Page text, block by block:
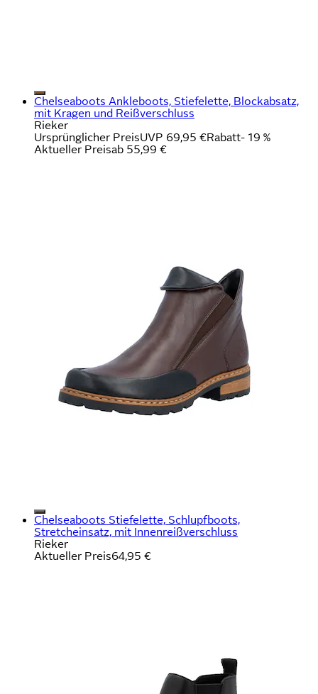
Chelseaboots Ankleboots, Stiefelette, Blockabsatz,
mit Kragen und Reißverschluss
Rieker
Ursprünglicher PreisUVP 69,95 €Rabatt- 19 %
Aktueller Preisab 55,99 €
Chelseaboots Stiefelette, Schlupfboots,
Stretcheinsatz, mit Innenreißverschluss
Rieker
Aktueller Preis64,95 €